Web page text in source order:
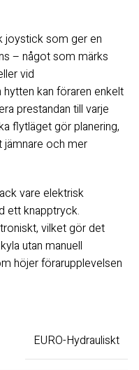
joystick som ger en
– något som märks
vid
kan föraren enkelt
prestandan till varje
flytläget gör planering,
jämnare och mer
vare elektrisk
ett knapptryck.
vilket gör det
utan manuell
höjer förarupplevelsen
EURO-Hydrauliskt